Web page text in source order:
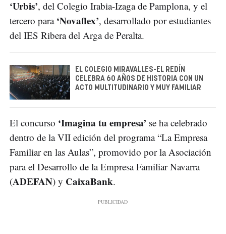
‘Urbis’, del Colegio Irabia-Izaga de Pamplona, y el
tercero para ‘Novaflex’, desarrollado por estudiantes
del IES Ribera del Arga de Peralta.
EL COLEGIO MIRAVALLES-EL REDÍN
CELEBRA 60 AÑOS DE HISTORIA CON UN
ACTO MULTITUDINARIO Y MUY FAMILIAR
El concurso ‘Imagina tu empresa’ se ha celebrado
dentro de la VII edición del programa “La Empresa
Familiar en las Aulas”, promovido por la Asociación
para el Desarrollo de la Empresa Familiar Navarra
(ADEFAN) y CaixaBank.